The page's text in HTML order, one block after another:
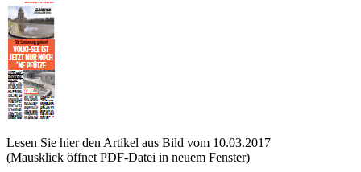
Lesen Sie hier den Artikel aus Bild vom 10.03.2017
(Mausklick öffnet PDF-Datei in neuem Fenster)